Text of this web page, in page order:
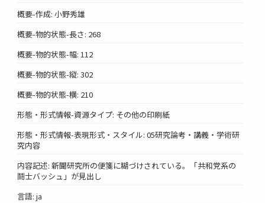
概要-作成: 小野秀雄
概要-物的状態-長さ: 268
概要-物的状態-幅: 112
概要-物的状態-縦: 302
概要-物的状態-横: 210
形態・形式情報-資源タイプ: その他の印刷紙
形態・形式情報-表現形式・スタイル: 05研究論考・講義・学術研
究内容
内容記述: 新聞研究所の便箋に糊づけされている。「共和党系の
鬪士バッシュ」が見出し
言語: ja